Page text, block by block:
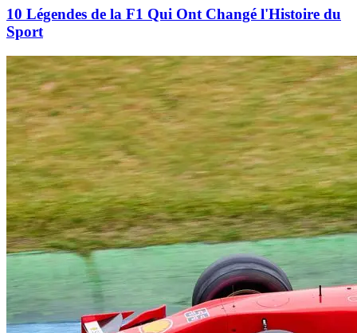
10 Légendes de la F1 Qui Ont Changé l'Histoire du
Sport